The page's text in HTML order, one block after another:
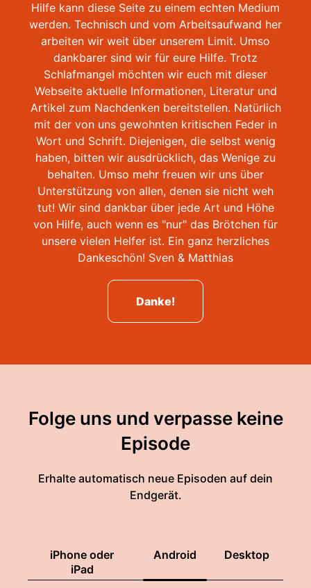
Hilfe kann diese Seite zu einem echten Medium
werden. Technisch und vom Arbeitsaufwand her
arbeiten wir weit über unserem Limit. Umso
dankbarer sind wir für eure Hilfe. Trotz
Schlafmangel möchten wir euch mit dieser
Webseite aktuelle Informationen, Literatur und
Artikel zum Nachdenken bereitstellen. Natürlich
mit der von uns gewohnten kritischen Feder in
Wort und Schrift. Diejenigen, die selbst wenig
haben, bitten wir ausdrücklich, das Wenige zu
behalten. Umso mehr freuen wir uns über
Unterstützung von allen, denen sie nicht weh
tut! Wir sind dankbar über jede Art und Höhe
von Hilfe, auch wenn es "nur" das Brötchen für
unsere vielen Helfer ist. Ein ganz herzliches
Dankeschön! Sven & Matthias
Danke!
Folge uns und verpasse keine
Episode
Erhalte automatisch neue Episoden auf dein
Endgerät.
iPhone oder
iPad
Android Desktop